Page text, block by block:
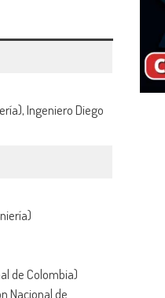
Ingeniero Diego
de Colombia)
Nacional de